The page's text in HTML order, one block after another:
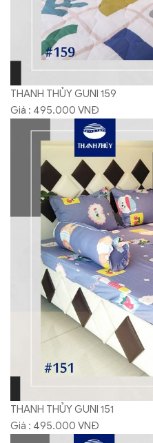
THANH THỦY GUNI 159
Giá : 495.000 VNĐ
THANH THỦY GUNI 151
Giá : 495.000 VNĐ